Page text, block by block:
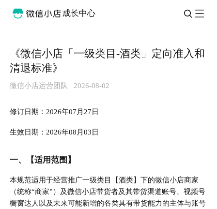
成长中心
《微信小店「一级类目-酒类」定向准入和
清退标准》
微信小店运营团队 2026-08-02
修订日期：2026年07月27日
生效日期：2026年08月03日
一、【适用范围】
本规范适用于经营推广一级类目【酒类】下的微信小店商家
（统称“商家”）及微信小店带货者及其带货渠道账号、视频号
橱窗达人以及未来可能新增的各类具有带货能力的主体与账号